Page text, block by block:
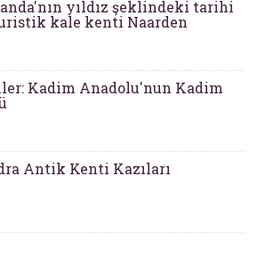
yıldız şeklindeki tarihi
kale kenti Naarden
Kadim Anadolu'nun Kadim
Antik Kenti Kazıları